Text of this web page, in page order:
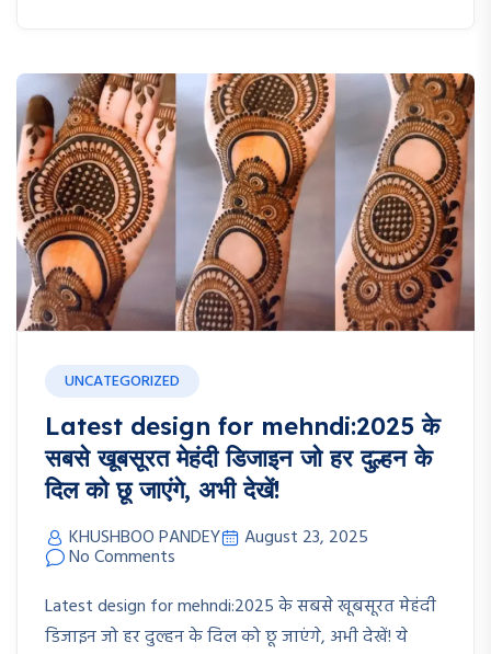
UNCATEGORIZED
Latest design for mehndi:2025 के
सबसे खूबसूरत मेहंदी डिजाइन जो हर दुल्हन के
दिल को छू जाएंगे, अभी देखें!
KHUSHBOO PANDEY August 23, 2025
No Comments
Latest design for mehndi:2025 के सबसे खूबसूरत मेहंदी
डिजाइन जो हर दुल्हन के दिल को छू जाएंगे, अभी देखें! ये